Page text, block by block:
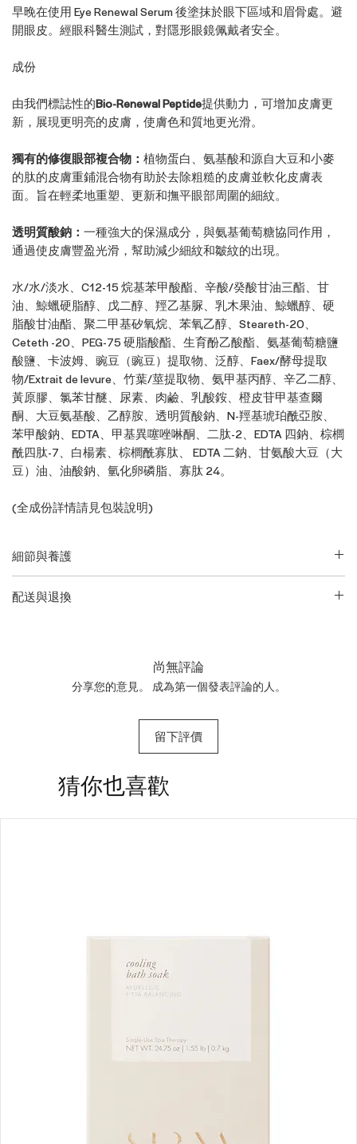
​猜你也喜歡
早晚在使用 Eye Renewal Serum 後塗抹於眼下區域和眉骨處。避
開眼皮。經眼科醫生測試，對隱形眼鏡佩戴者安全。
成份
由我們標誌性的Bio-Renewal Peptide提供動力，可增加皮膚更
新，展現更明亮的皮膚，使膚色和質地更光滑。
獨有的修復眼部複合物： 植物蛋白、氨基酸和源自大豆和小麥
的肽的皮膚重鋪混合物有助於去除粗糙的皮膚並軟化皮膚表
面。旨在輕柔地重塑、更新和撫平眼部周圍的細紋。
透明質酸鈉： 一種強大的保濕成分，與氨基葡萄糖協同作用，
通過使皮膚豐盈光滑，幫助減少細紋和皺紋的出現。
水/水/淡水、C12-15 烷基苯甲酸酯、辛酸/癸酸甘油三酯、甘
油、鯨蠟硬脂醇、戊二醇、羥乙基脲、乳木果油、鯨蠟醇、硬
脂酸甘油酯、聚二甲基矽氧烷、苯氧乙醇、Steareth-20、
Ceteth -20、PEG-75 硬脂酸酯、生育酚乙酸酯、氨基葡萄糖鹽
酸鹽、卡波姆、豌豆（豌豆）提取物、泛醇、Faex/酵母提取
物/Extrait de levure、竹葉/莖提取物、氨甲基丙醇、辛乙二醇、
黃原膠、氯苯甘醚、尿素、肉鹼、乳酸銨、橙皮苷甲基查爾
酮、大豆氨基酸、乙醇胺、透明質酸鈉、N-羥基琥珀酰亞胺、
苯甲酸鈉、EDTA、甲基異噻唑啉酮、二肽-2、EDTA 四鈉、棕櫚
酰四肽-7、白楊素、棕櫚酰寡肽、 EDTA 二鈉、甘氨酸大豆（大
豆）油、油酸鈉、氫化卵磷脂、寡肽 24。
(全成份詳情請見包裝說明)
細節與養護
• 產品英文名稱與凈含量：
配送與退換
態。請注意：由於運送限制原因，香水、指甲油、蠟燭、噴霧
產品一旦售出將不予退換。
尚無評論
分享您的意見。 成為第一個發表評論的人。
留下評價